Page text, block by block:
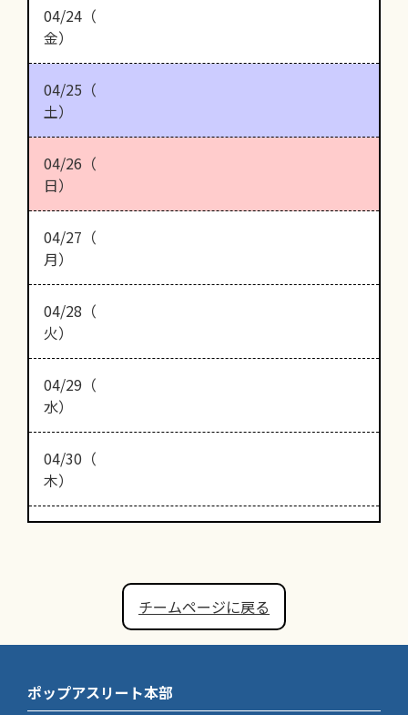
04/24（
金）
04/25（
土）
04/26（
日）
04/27（
月）
04/28（
火）
04/29（
水）
04/30（
木）
チームページに戻る
ポップアスリート本部